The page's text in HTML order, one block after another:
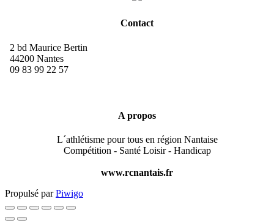
Contact
2 bd Maurice Bertin
44200 Nantes
09 83 99 22 57
A propos
L´athlétisme pour tous en région Nantaise
Compétition - Santé Loisir - Handicap
www.rcnantais.fr
Propulsé parPiwigo